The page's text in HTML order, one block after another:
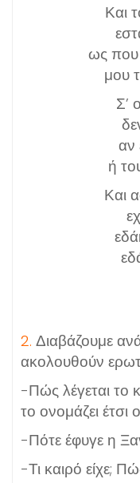
Και
ως
μου
Σ’
αν
ή
Και
2. Διαβάζουμε
ακολουθούν
-Πώς λέγεται το
το ονομάζει έτσι
-Πότε έφυγε η
-Τι καιρό είχε;